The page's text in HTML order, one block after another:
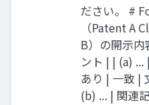
ださい。 #
（Patent A
B）の開示
ント | | (a)
あり | 一致 |
(b) ... | 関連